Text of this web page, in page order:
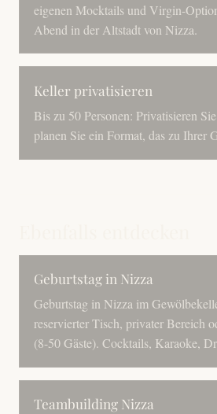
eigenen Mocktails und Virgin-
Abend in der Altstadt von Nizza.
Keller privatisieren
Bis zu 50 Personen: Privatisieren
planen Sie ein Format, das zu Ihrer
Geburtstag in Nizza
Geburtstag in Nizza im
reservierter Tisch, privater Bereich
(8-50 Gäste). Cocktails, Karaoke,
Teambuilding Nizza